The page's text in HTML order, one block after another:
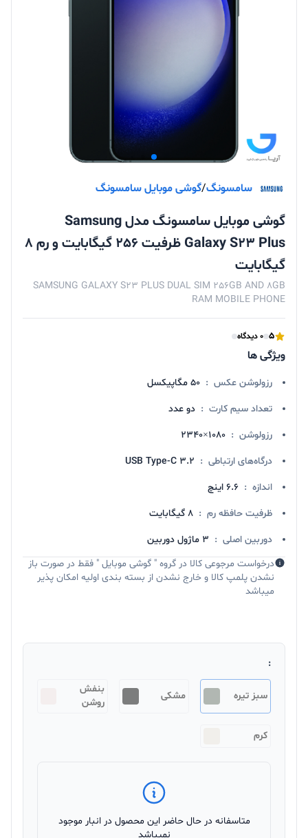
سامسونگ/گوشی موبایل سامسونگ
گوشی موبایل سامسونگ مدل Samsung
Galaxy S23 Plus ظرفیت 256 گیگابایت و رم 8
گیگابایت
SAMSUNG GALAXY S23 PLUS DUAL SIM 256GB AND 8GB
RAM MOBILE PHONE
5 0 دیدگاه
ویژگی ها
رزولوشن عکس : 50 مگاپیکسل
تعداد سیم کارت : دو عدد
رزولوشن : ۱۰۸۰×۲۳۴۰
درگاه‌های ارتباطی : USB Type-C ۳.۲
اندازه : ۶.۶ اینچ
ظرفیت حافظه رم : 8 گیگابایت
دوربین اصلی : ۳ ماژول دوربین
درخواست مرجوعی کالا در گروه " گوشی موبایل " فقط در صورت باز
نشدن پلمپ کالا و خارج نشدن از بسته بندی اولیه امکان پذیر
میباشد
:
سبز تیره مشکی
بنفش
روشن
کرم
متاسفانه در حال حاضر این محصول در انبار موجود
نمیباشد